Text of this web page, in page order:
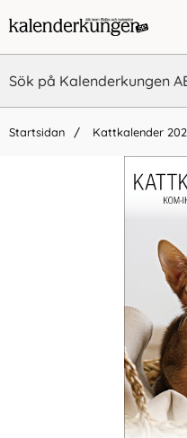
Startsidan Kattkalender
Vi